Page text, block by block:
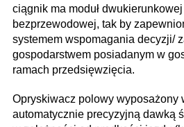
ciągnik ma moduł
bezprzewodowej, tak by
systemem wspomagania decyzji/
gospodarstwem posiadanym w
ramach przedsięwzięcia.
Opryskiwacz polowy wyposażony
automatycznie precyzyjną dawką